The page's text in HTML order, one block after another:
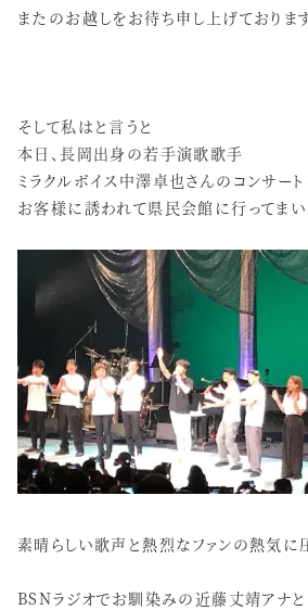
またのお越しをお待ち申し上げております
そして私はと言うと
本日、長岡出身の若手演歌歌手
ミラクルボイス中澤卓也さんのコンサー
お客様に誘われて県民会館に行ってまい
素晴らしい歌声と熱烈なファンの熱気に
BSNラジオでお馴染みの近藤丈靖アナ